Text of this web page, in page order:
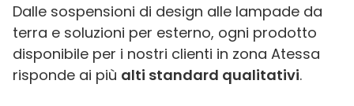
Dalle sospensioni di design alle lampade da
terra e soluzioni per esterno, ogni prodotto
disponibile per i nostri clienti in zona Atessa
risponde ai più alti standard qualitativi.